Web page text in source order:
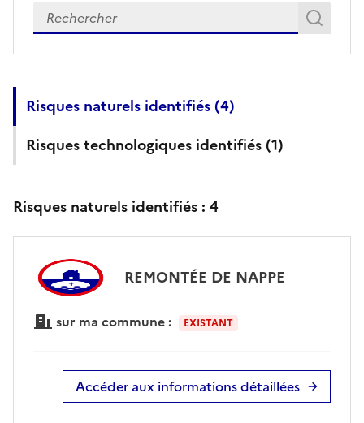
Veuillez renseigner votre adresse exacte
Risques naturels identifiés (4)
Risques technologiques identifiés (1)
Risques naturels identifiés : 4
REMONTÉE DE NAPPE
sur ma commune : EXISTANT
Accéder aux informations détaillées